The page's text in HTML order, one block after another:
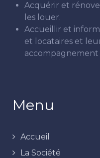
Acquérir et
les louer.
Accueillir et
et locataires et
accompagnement
Menu
Accueil
La Société